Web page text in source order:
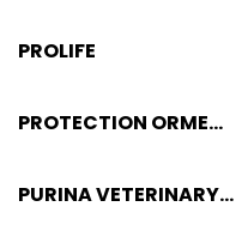
PROLIFE
PROTECTION ORME
PURINA VETERINARY